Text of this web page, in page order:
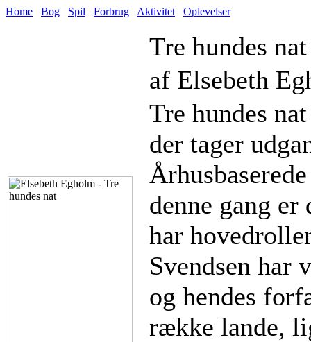
Home Bog Spil Forbrug Aktivitet Oplevelser
Tre hundes nat
af Elsebeth
Tre hundes
der tager
denne gang
har
Svendsen har
og hendes
række lande,